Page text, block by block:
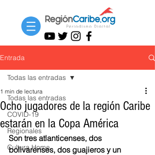
Entrada
Todas las entradas
COVID-19
Regionales
Cultura Home
Todas las entradas
Ocho jugadores de la región Caribe
estarán en la Copa América
1 min de lectura
Son tres atlanticenses, dos
bolivarenses, dos guajieros y un